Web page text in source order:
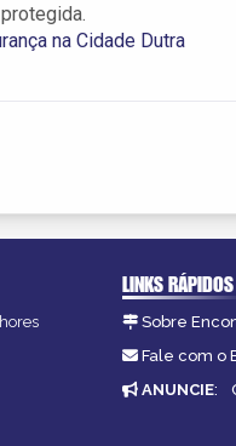
na Cidade Dutra
LINKS RÁPIDOS
Sobre
Fale com o
ANUNCIE: